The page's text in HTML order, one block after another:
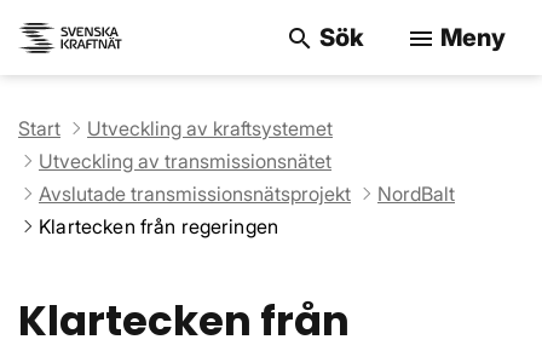
search Sök menu Meny
Start
Utveckling av kraftsystemet
Utveckling av transmissionsnätet
Avslutade transmissionsnätsprojekt
NordBalt
Klartecken från regeringen
Klartecken från